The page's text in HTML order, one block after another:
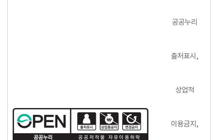
공공누리
출처표시,
상업적
이용금지,